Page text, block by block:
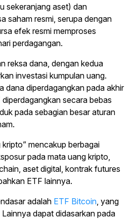
sekeranjang aset) dan
saham resmi, serupa dengan
efek resmi memproses
perdagangan.
reksa dana, dengan kedua
investasi kumpulan uang.
dana diperdagangkan pada akhir
secara bebas
pada sebagian besar aturan
mencakup berbagai
pada mata uang kripto,
aset digital, kontrak futures
ETF lainnya.
adalah ETF Bitcoin, yang
dapat didasarkan pada